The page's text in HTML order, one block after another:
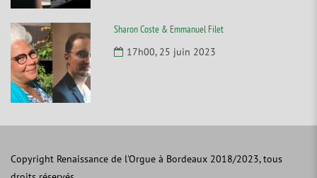
Sharon Coste & Emmanuel Filet
17h00, 25 juin 2023
Copyright Renaissance de l'Orgue à Bordeaux 2018/2023, tous